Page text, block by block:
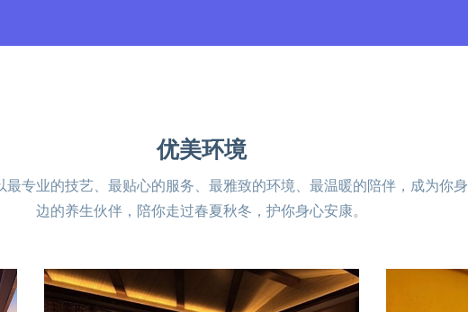
优美环境
最专业的技艺、最贴心的服务、最雅致的环境、最温暖的陪伴，成为你身
边的养生伙伴，陪你走过春夏秋冬，护你身心安康。